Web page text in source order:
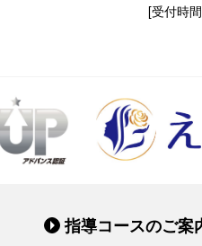
[受付時
指導コースのご案